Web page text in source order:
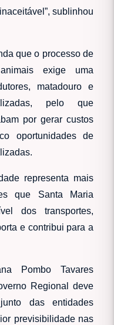
sublinhou
que o processo de
exige uma
matadouro e
pelo que
por gerar custos
oportunidades de
representa mais
que Santa Maria
dos transportes,
e contribui para a
Pombo Tavares
Regional deve
das entidades
previsibilidade nas